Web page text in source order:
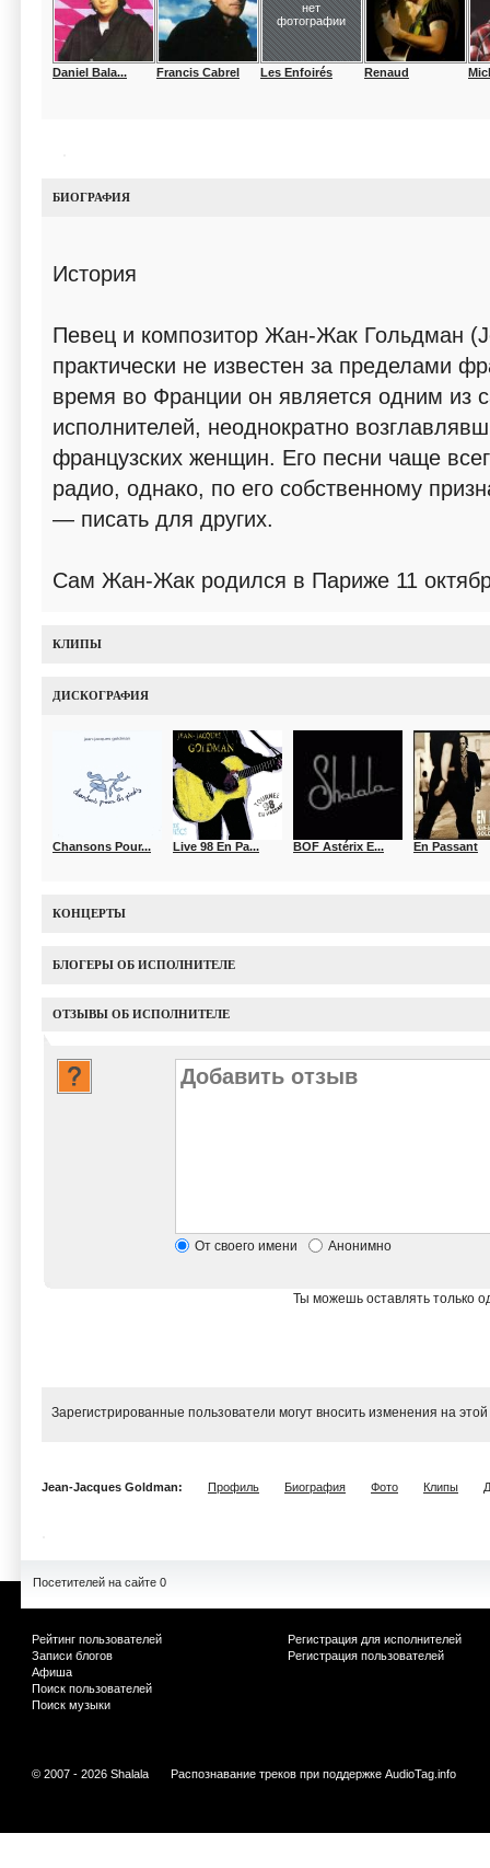
Daniel Bala... Francis Cabrel
нет
фотографии
Les Enfoirés Renaud
БИОГРАФИЯ
История
Певец и композитор Жан-Жак Гольдман
практически не известен за пределами
время во Франции он является одним из
исполнителей, неоднократно
французских женщин. Его песни чаще
радио, однако, по его собственному
— писать для других.
Сам Жан-Жак родился в Париже 11
КЛИПЫ
ДИСКОГРАФИЯ
Chansons Pour... Live 98 En Pa... BOF Astérix E... En Passant
КОНЦЕРТЫ
БЛОГЕРЫ ОБ ИСПОЛНИТЕЛЕ
ОТЗЫВЫ ОБ ИСПОЛНИТЕЛЕ
От своего имени Анонимно
Ты можешь оставлять только
Зарегистрированные пользователи могут вносить изменения на
Jean-Jacques Goldman: Профиль Биография Фото Клипы
Посетителей на сайте 0
Рейтинг пользователей
Записи блогов
Афиша
Поиск пользователей
Поиск музыки
Регистрация для исполнителей
Регистрация пользователей
© 2007 - 2026 Shalala Распознавание треков при поддержке AudioTag.info